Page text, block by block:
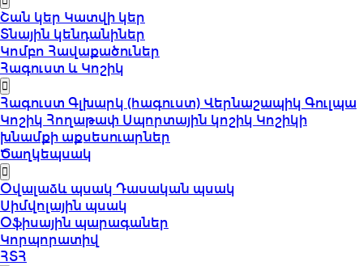
Շան կեր Կատվի կեր
Տնային կենդանիներ
Կոմբո Հավաքածուներ
Հագուստ և Կոշիկ
Հագուստ Գլխարկ (հագուստ) Վերնաշապիկ Գուլպա
Կոշիկ Հողաթափ Սպորտային կոշիկ Կոշիկի
խնամքի աքսեսուարներ
Ծաղկեպսակ
Օվալաձև պսակ Դասական պսակ
Սիմվոլային պսակ
Օֆիսային պարագաներ
Կորպորատիվ
ՀՏՀ